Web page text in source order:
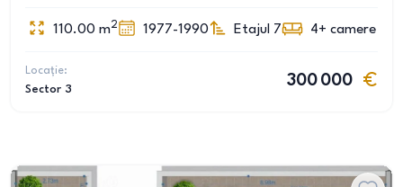
110.00 m2 1977-1990 Etajul 7 4+ camere
Locație:
Sector 3
300 000